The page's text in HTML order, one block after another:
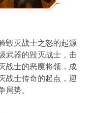
毁灭战士之怒的起源
武器的毁灭战士，击
战士的恶魔将领，成
战士传奇的起点，迎
局势。